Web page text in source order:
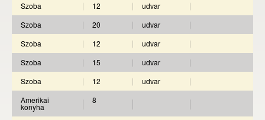
Szoba
12
udvar
Szoba
20
udvar
Szoba
12
udvar
Szoba
15
udvar
Szoba
12
udvar
Amerikai
konyha
8